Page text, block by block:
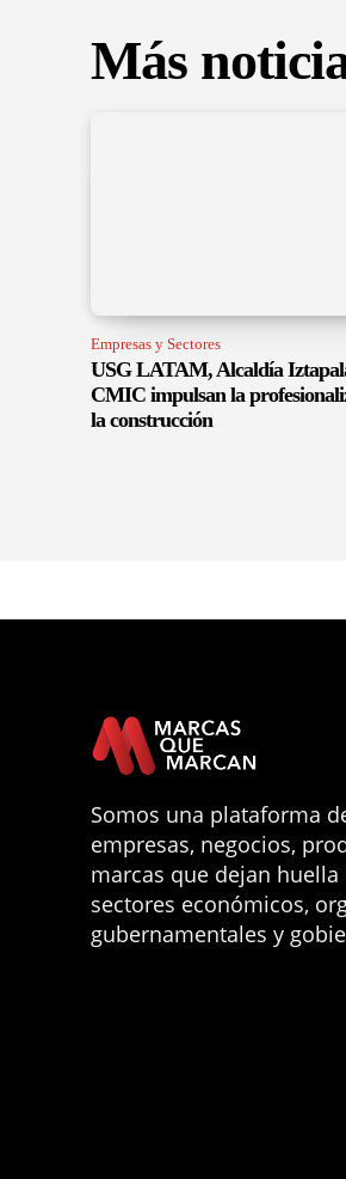
Más
Empresas y Sectores
USG LATAM, Alcaldía
CMIC impulsan la
la construcción
Somos una plataforma
empresas, negocios,
marcas que dejan
sectores económicos,
gubernamentales y